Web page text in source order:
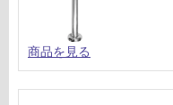
商品を見る